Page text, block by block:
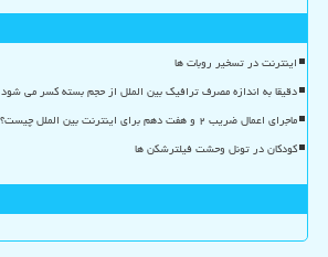
اینترنت در تسخیر روبات ها
دقیقا به اندازه مصرف ترافیک بین الملل از حجم بسته کسر می شود
ماجرای اعمال ضریب ۲ و هفت دهم برای اینترنت بین الملل چیست؟
کودکان در تونل وحشت فیلترشکن ها